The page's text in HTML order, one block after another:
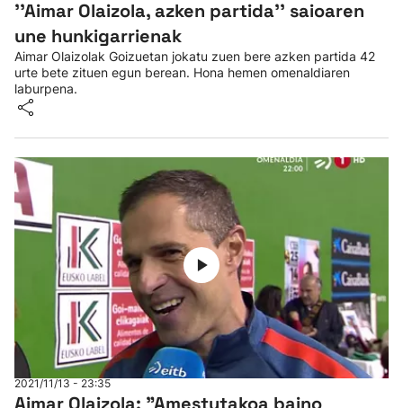
''Aimar Olaizola, azken partida'' saioaren
une hunkigarrienak
Aimar Olaizolak Goizuetan jokatu zuen bere azken partida 42
urte bete zituen egun berean. Hona hemen omenaldiaren
laburpena.
2021/11/13 - 23:35